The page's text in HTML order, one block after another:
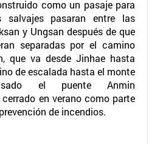
como un pasaje para
salvajes pasaran entre las
y Ungsan después de que
separadas por el camino
que va desde Jinhae hasta
de escalada hasta el monte
el puente Anmin
en verano como parte
de incendios.